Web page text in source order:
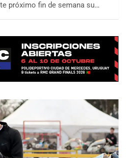
próximo fin de semana su…